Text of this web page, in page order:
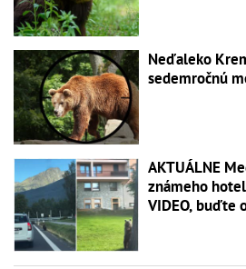
Neďaleko
sedemročnú
AKTUÁLNE
známeho
VIDEO, buďte